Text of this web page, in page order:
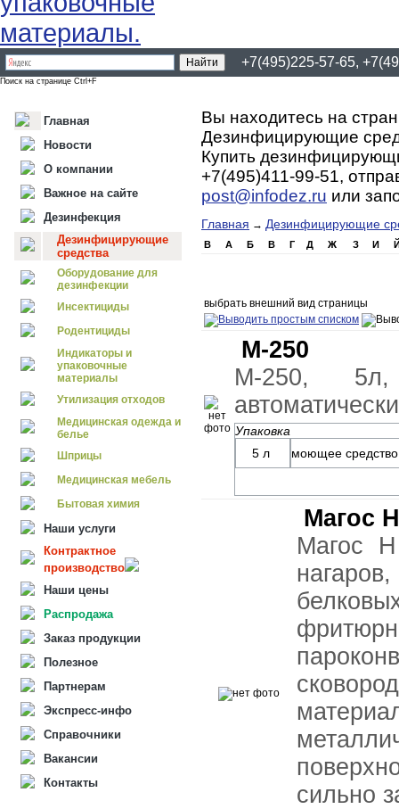
+7(495)225-57-65,
Поиск на странице Ctrl+F
Главная
Новости
О компании
Важное на сайте
Дезинфекция
Дезинфицирующие
средства
Оборудование для
дезинфекции
Инсектициды
Родентициды
Индикаторы и
упаковочные
материалы
Утилизация отходов
Медицинская одежда и
белье
Шприцы
Медицинская мебель
Бытовая химия
Наши услуги
Контрактное
производство
Наши цены
Распродажа
Заказ продукции
Полезное
Партнерам
Экспресс-инфо
Справочники
Вакансии
Контакты
Вы находитесь на
Дезинфицирующие
Купить
+7(495)411-99-51,
post@infodez.ru или
Главная → Дезинфицирующие
B А Б В Г Д Ж З И
выбрать внешний вид страницы
М-250
М-250,
Упаковка
5 л
моющее
Магос Н
Магос
сильно